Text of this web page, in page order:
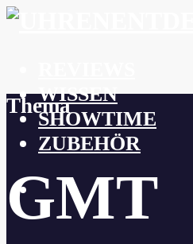
WISSEN
SHOWTIME
ZUBEHÖR
Thema
GMT